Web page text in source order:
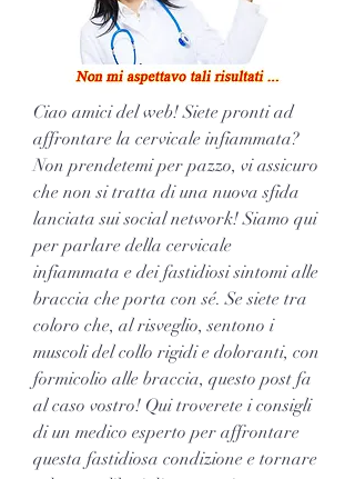
Ciao amici del web! Siete pronti ad
affrontare la cervicale infiammata?
Non prendetemi per pazzo, vi assicuro
che non si tratta di una nuova sfida
lanciata sui social network! Siamo qui
per parlare della cervicale
infiammata e dei fastidiosi sintomi alle
braccia che porta con sé. Se siete tra
coloro che, al risveglio, sentono i
muscoli del collo rigidi e doloranti, con
formicolio alle braccia, questo post fa
al caso vostro! Qui troverete i consigli
di un medico esperto per affrontare
questa fastidiosa condizione e tornare